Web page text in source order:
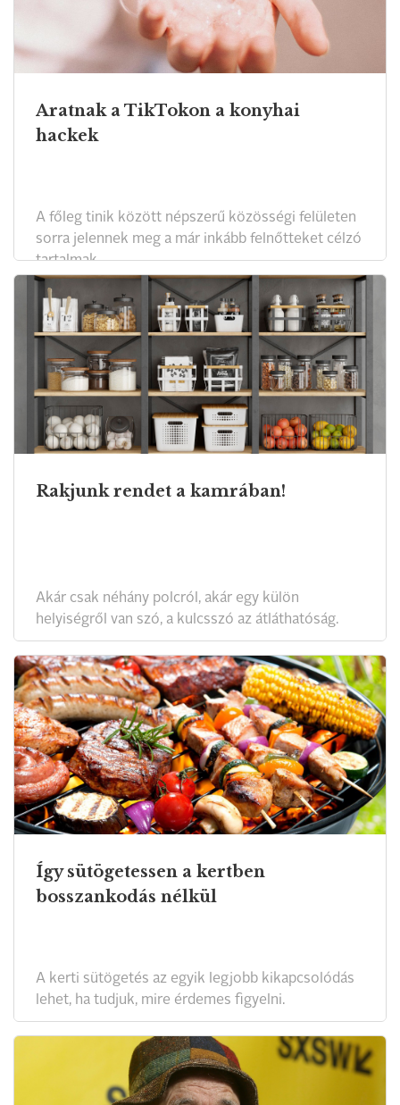
Aratnak a TikTokon a konyhai
hackek
A főleg tinik között népszerű közösségi felületen
sorra jelennek meg a már inkább felnőtteket célzó
tartalmak.
Rakjunk rendet a kamrában!
Akár csak néhány polcról, akár egy külön
helyiségről van szó, a kulcsszó az átláthatóság.
Így sütögetessen a kertben
bosszankodás nélkül
A kerti sütögetés az egyik legjobb kikapcsolódás
lehet, ha tudjuk, mire érdemes figyelni.